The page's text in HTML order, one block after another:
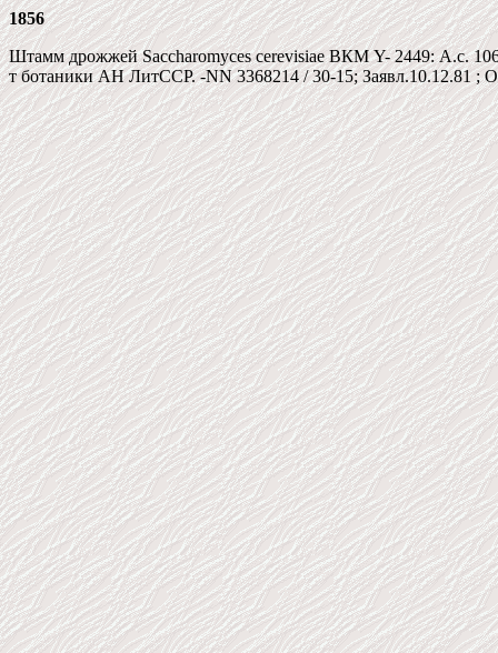
1856
Штамм дрожжей Saccharomyces cerevisiae ВКМ Y- 2449: А.с.
т ботаники АН ЛитССР. -NN 3368214 / 30-15; Заявл.10.12.81 ;